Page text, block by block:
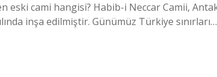
eski cami hangisi? Habib-i Neccar Camii,
inşa edilmiştir. Günümüz Türkiye sınırları…